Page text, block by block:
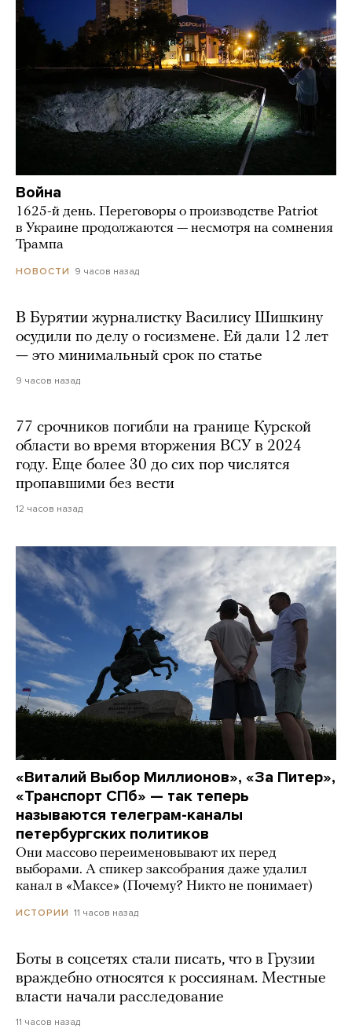
Война
1625-й день. Переговоры о производстве Patriot
в Украине продолжаются — несмотря на сомнения
Трампа
НОВОСТИ 9 часов назад
В Бурятии журналистку Василису Шишкину
осудили по делу о госизмене. Ей дали 12 лет
— это минимальный срок по статье
9 часов назад
77 срочников погибли на границе Курской
области во время вторжения ВСУ в 2024
году. Еще более 30 до сих пор числятся
пропавшими без вести
12 часов назад
«Виталий Выбор Миллионов», «За Питер»,
«Транспорт СПб» — так теперь
называются телеграм-каналы
петербургских политиков
Они массово переименовывают их перед
выборами. А спикер заксобрания даже удалил
канал в «Максе» (Почему? Никто не понимает)
ИСТОРИИ 11 часов назад
Боты в соцсетях стали писать, что в Грузии
враждебно относятся к россиянам. Местные
власти начали расследование
11 часов назад